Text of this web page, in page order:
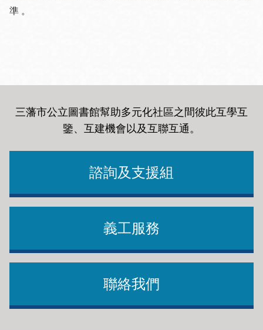
準 。
三藩市公立圖書館幫助多元化社區之間彼此互學互
鑒、互建機會以及互聯互通。
諮詢及支援組
義工服務
聯絡我們